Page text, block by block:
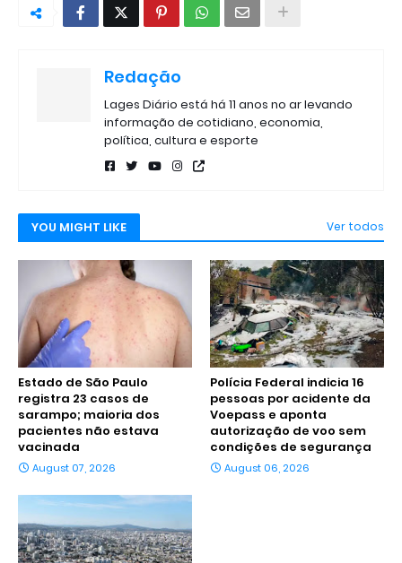
Redação
Lages Diário está há 11 anos no ar levando
informação de cotidiano, economia,
política, cultura e esporte
YOU MIGHT LIKE Ver todos
Estado de São Paulo
registra 23 casos de
sarampo; maioria dos
pacientes não estava
vacinada
August 07, 2026
Polícia Federal indicia 16
pessoas por acidente da
Voepass e aponta
autorização de voo sem
condições de segurança
August 06, 2026